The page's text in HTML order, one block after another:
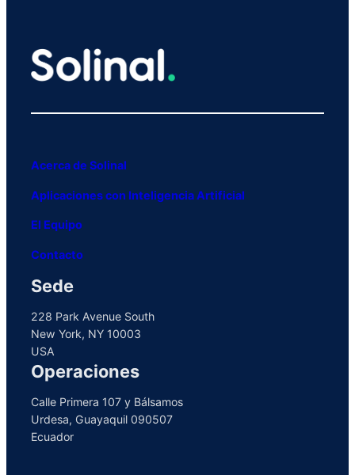
Acerca de Solinal
Aplicaciones con Inteligencia Artificial
El Equipo
Contacto
Sede
228 Park Avenue South
New York, NY 10003
USA
Operaciones
Calle Primera 107 y Bálsamos
Urdesa, Guayaquil 090507
Ecuador